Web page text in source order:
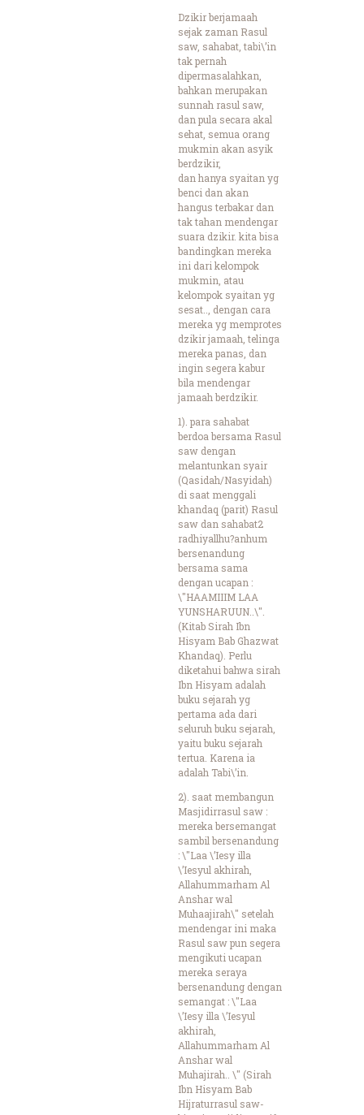
Dzikir berjamaah
sejak zaman Rasul
saw, sahabat, tabi\’in
tak pernah
dipermasalahkan,
bahkan merupakan
sunnah rasul saw,
dan pula secara akal
sehat, semua orang
mukmin akan asyik
berdzikir,
dan hanya syaitan yg
benci dan akan
hangus terbakar dan
tak tahan mendengar
suara dzikir. kita bisa
bandingkan mereka
ini dari kelompok
mukmin, atau
kelompok syaitan yg
sesat.., dengan cara
mereka yg memprotes
dzikir jamaah, telinga
mereka panas, dan
ingin segera kabur
bila mendengar
jamaah berdzikir.
1). para sahabat
berdoa bersama Rasul
saw dengan
melantunkan syair
(Qasidah/Nasyidah)
di saat menggali
khandaq (parit) Rasul
saw dan sahabat2
radhiyallhu?anhum
bersenandung
bersama sama
dengan ucapan :
\"HAAMIIIM LAA
YUNSHARUUN..\".
(Kitab Sirah Ibn
Hisyam Bab Ghazwat
Khandaq). Perlu
diketahui bahwa sirah
Ibn Hisyam adalah
buku sejarah yg
pertama ada dari
seluruh buku sejarah,
yaitu buku sejarah
tertua. Karena ia
adalah Tabi\’in.
2). saat membangun
Masjidirrasul saw :
mereka bersemangat
sambil bersenandung
: \"Laa \’Iesy illa
\’Iesyul akhirah,
Allahummarham Al
Anshar wal
Muhaajirah\" setelah
mendengar ini maka
Rasul saw pun segera
mengikuti ucapan
mereka seraya
bersenandung dengan
semangat : \"Laa
\’Iesy illa \’Iesyul
akhirah,
Allahummarham Al
Anshar wal
Muhajirah.. \" (Sirah
Ibn Hisyam Bab
Hijraturrasul saw-